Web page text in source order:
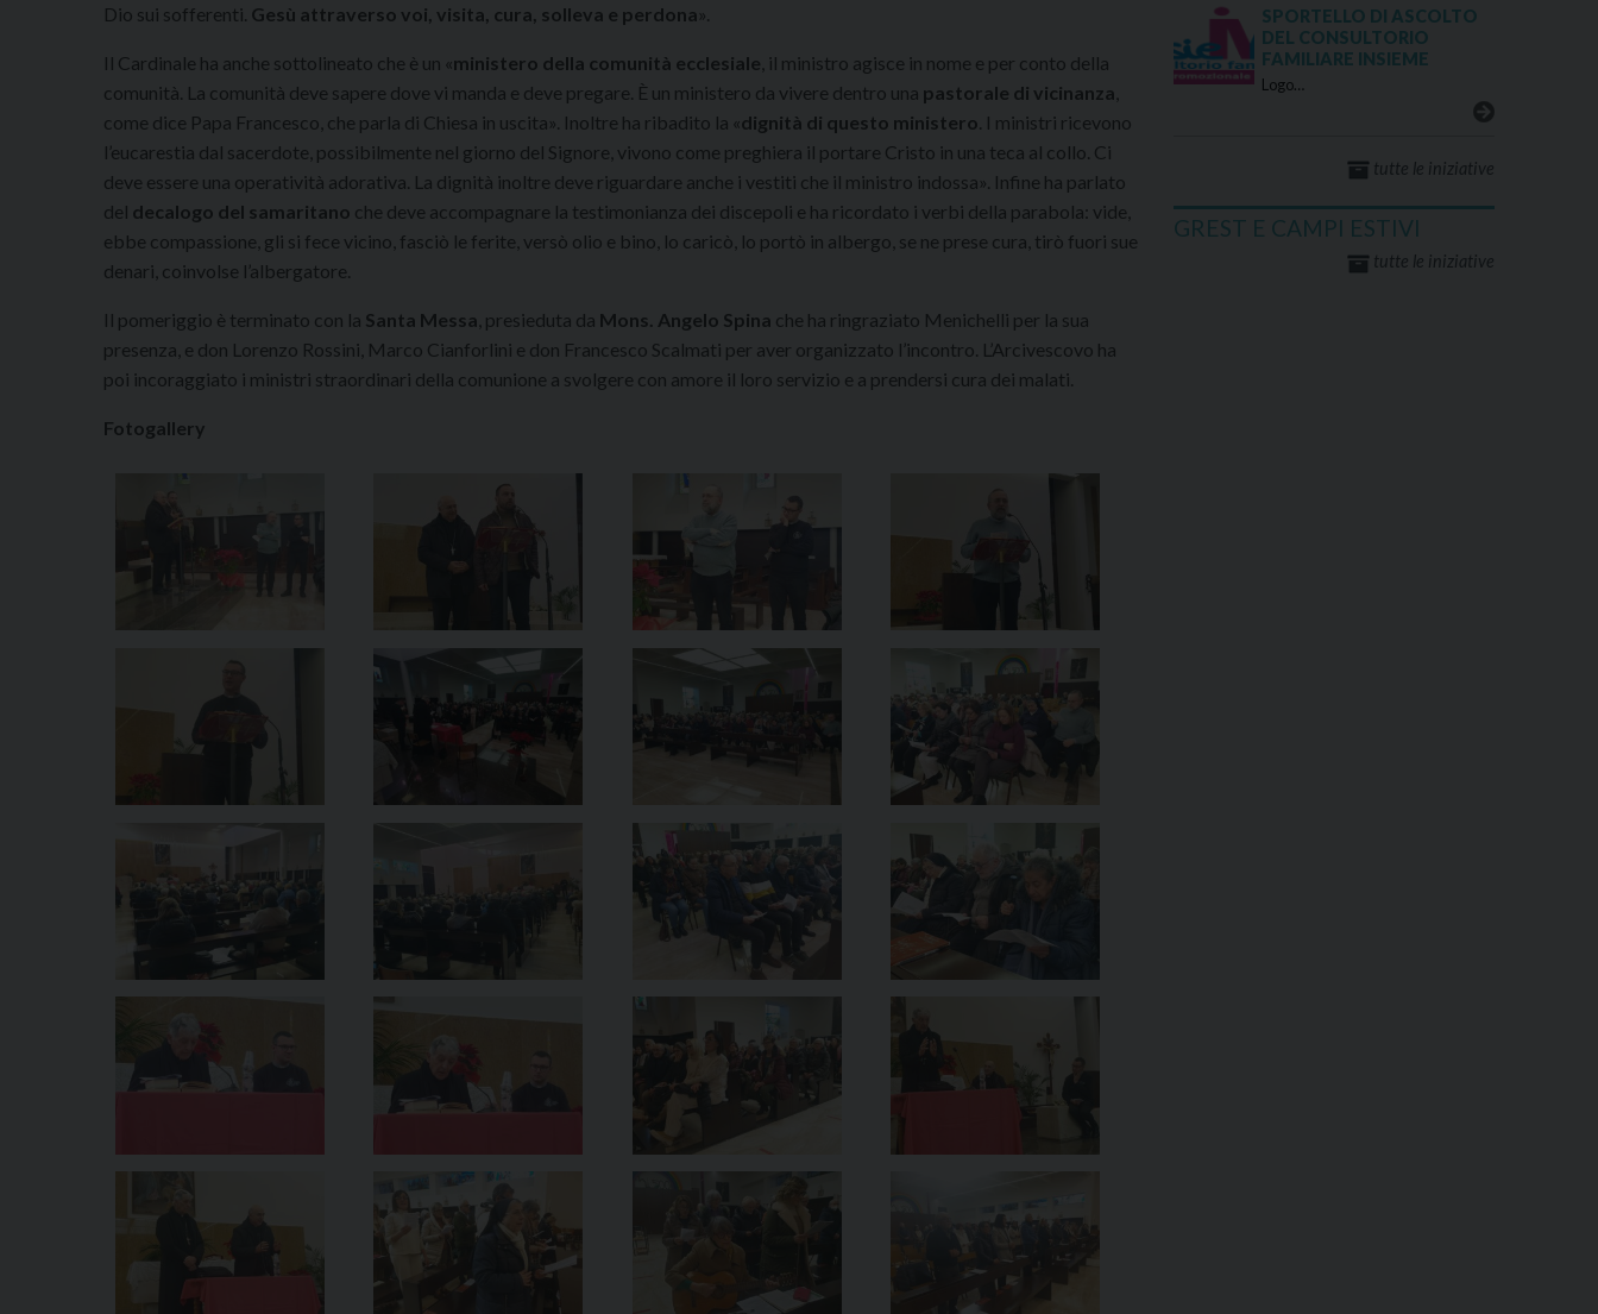
Dio sui sofferenti. Gesù attraverso voi, visita, cura, solleva e perdona».
Il Cardinale ha anche sottolineato che è un «ministero della comunità ecclesiale , il ministro agisce in nome e per conto della
comunità. La comunità deve sapere dove vi manda e deve pregare. È un ministero da vivere dentro una pastorale di vicinanza
come dice Papa Francesco, che parla di Chiesa in uscita». Inoltre ha ribadito la «dignità di questo ministero . I ministri ricevono
l’eucarestia dal sacerdote, possibilmente nel giorno del Signore, vivono come preghiera il portare Cristo in una teca al collo. Ci
deve essere una operatività adorativa. La dignità inoltre deve riguardare anche i vestiti che il ministro indossa». Infine ha parlato
del decalogo del samaritano che deve accompagnare la testimonianza dei discepoli e ha ricordato i verbi della parabola: vide,
ebbe compassione, gli si fece vicino, fasciò le ferite, versò olio e bino, lo caricò, lo portò in albergo, se ne prese cura, tirò fuori sue
denari, coinvolse l’albergatore.
Il pomeriggio è terminato con la Santa Messa , presieduta da Mons. Angelo Spina che ha ringraziato Menichelli per la sua
presenza, e don Lorenzo Rossini, Marco Cianforlini e don Francesco Scalmati per aver organizzato l’incontro. L’Arcivescovo ha
poi incoraggiato i ministri straordinari della comunione a svolgere con amore il loro servizio e a prendersi cura dei malati.
Fotogallery
SPORTELLO DI ASCOLTO
DEL CONSULTORIO
FAMILIARE INSIEME
Logo…
tutte le iniziative
GREST E CAMPI ESTIVI
tutte le iniziative